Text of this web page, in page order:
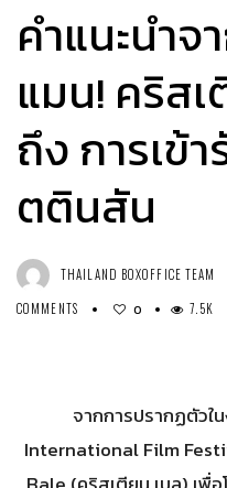
คำแนะนำ
แมน! คริส
ถึง การเข้
ตตินสัน
THAILAND BOXOFFICE TEAM
COMMENTS
0 7.5K
จากการปรากฏตัวใ
International Film